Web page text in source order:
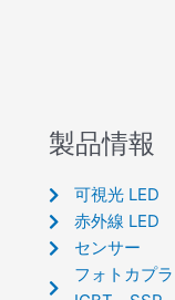
製品情報
可視光 LED
赤外線 LED
センサー
フォトカプラ